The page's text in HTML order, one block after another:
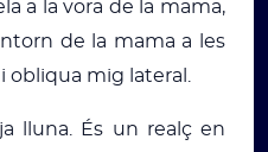
a la vora de la mama,
de la mama a les
obliqua mig lateral.
lluna. És un realç en